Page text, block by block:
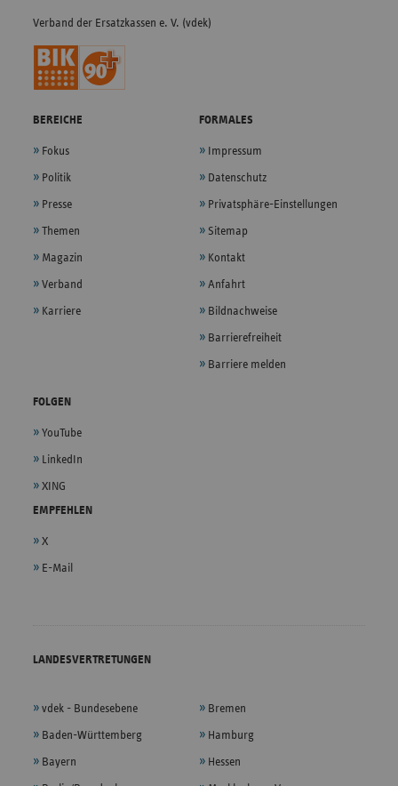
Verband der Ersatzkassen e. V. (vdek)
BEREICHE
Fokus
Politik
Presse
Themen
Magazin
Verband
Karriere
FORMALES
Impressum
Datenschutz
Privatsphäre-Einstellungen
Sitemap
Kontakt
Anfahrt
Bildnachweise
Barrierefreiheit
Barriere melden
FOLGEN
YouTube
LinkedIn
XING
EMPFEHLEN
X
E-Mail
LANDESVERTRETUNGEN
vdek - Bundesebene
Baden-Württemberg
Bayern
Bremen
Hamburg
Hessen